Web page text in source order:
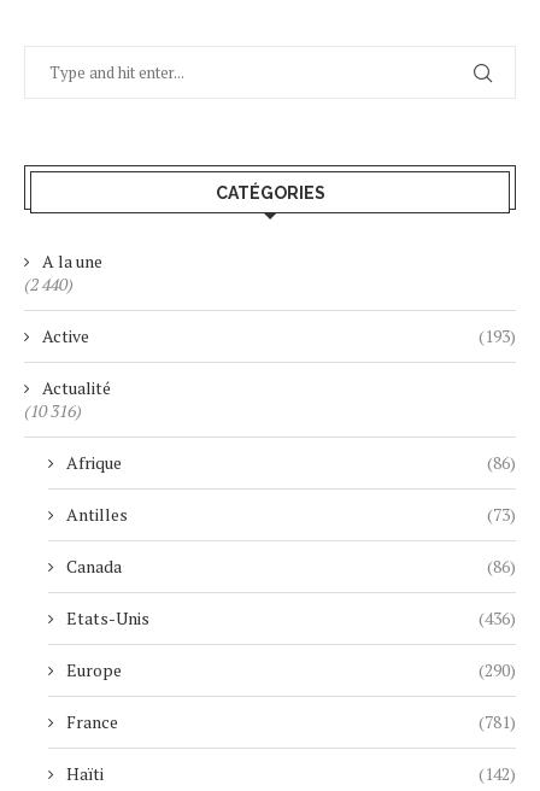
CATÉGORIES
A la une
(2 440)
Active (193)
Actualité
(10 316)
Afrique (86)
Antilles (73)
Canada (86)
Etats-Unis (436)
Europe (290)
France (781)
Haïti (142)